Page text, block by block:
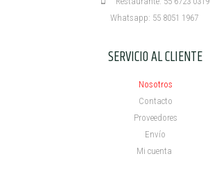
Whatsapp: 55 8051 1967
SERVICIO AL CLIENTE
Nosotros
Contacto
Proveedores
Envío
Mi cuenta ​